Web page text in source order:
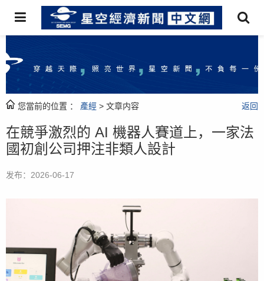
您當前的位置 ： 產經 > 文章内容 返回
在競爭激烈的 AI 機器人賽道上，一家法
國初創公司押注非類人設計
发布：2026-06-17